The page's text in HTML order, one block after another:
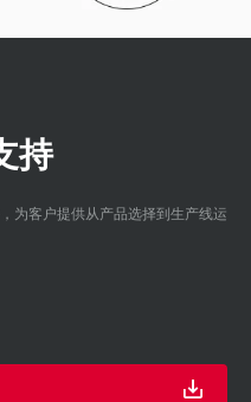
持
为客户提供从产品选择到生产线运